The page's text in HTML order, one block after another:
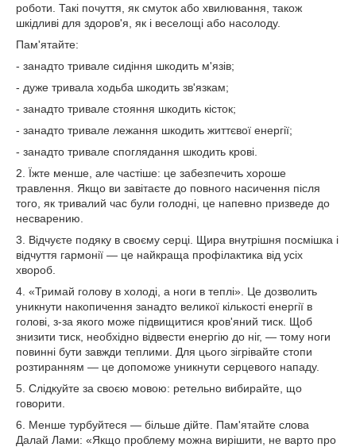
роботи. Такі почуття, як смуток або хвилювання, також
шкідливі для здоров'я, як і веселощі або насолоду.
Пам'ятайте:
- занадто тривале сидіння шкодить м'язів;
- дуже тривала ходьба шкодить зв'язкам;
- занадто тривале стояння шкодить кісток;
- занадто тривале лежання шкодить життєвої енергії;
- занадто тривале споглядання шкодить крові.
2. Їжте менше, але частіше: це забезпечить хороше
травлення. Якщо ви завітаєте до повного насичення після
того, як тривалий час були голодні, це напевно призведе до
несварению.
3. Відчуєте подяку в своєму серці. Щира внутрішня посмішка і
відчуття гармонії — це найкраща профілактика від усіх
хвороб.
4. «Тримай голову в холоді, а ноги в теплі». Це дозволить
уникнути накопичення занадто великої кількості енергії в
голові, з-за якого може підвищитися кров'яний тиск. Щоб
знизити тиск, необхідно відвести енергію до ніг, — тому ноги
повинні бути завжди теплими. Для цього зігрівайте стопи
розтиранням — це допоможе уникнути серцевого нападу.
5. Слідкуйте за своєю мовою: ретельно вибирайте, що
говорити.
6. Менше турбуйтеся — більше дійте. Пам'ятайте слова
Далай Лами: «Якщо проблему можна вирішити, не варто про